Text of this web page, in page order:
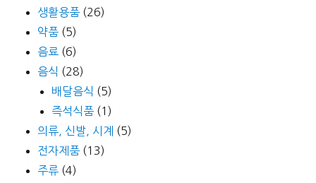
생활용품 (26)
약품 (5)
음료 (6)
음식 (28)
배달음식 (5)
즉석식품 (1)
의류, 신발, 시계 (5)
전자제품 (13)
주류 (4)